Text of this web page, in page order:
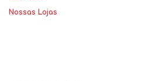
Nossas Lojas